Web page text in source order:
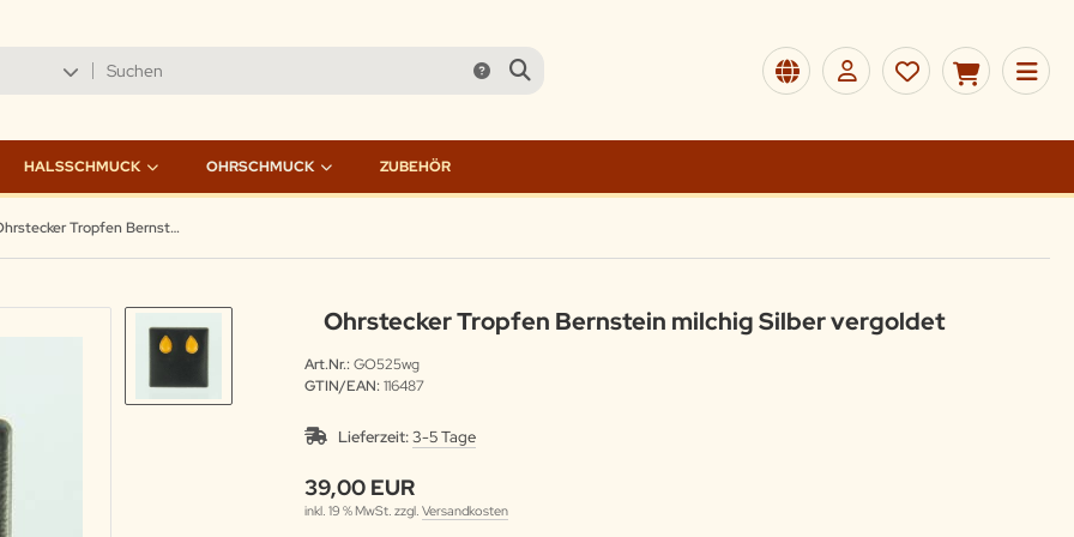
HALSSCHMUCK OHRSCHMUCK ZUBEHÖR
Ohrstecker Tropfen Bernstein milchig Silber vergoldet
Ohrstecker Tropfen Bernstein milchig Silber vergoldet
Art.Nr.: GO525wg
GTIN/EAN: 116487
Lieferzeit:3-5 Tage
39,00 EUR
inkl. 19 % MwSt. zzgl. Versandkosten